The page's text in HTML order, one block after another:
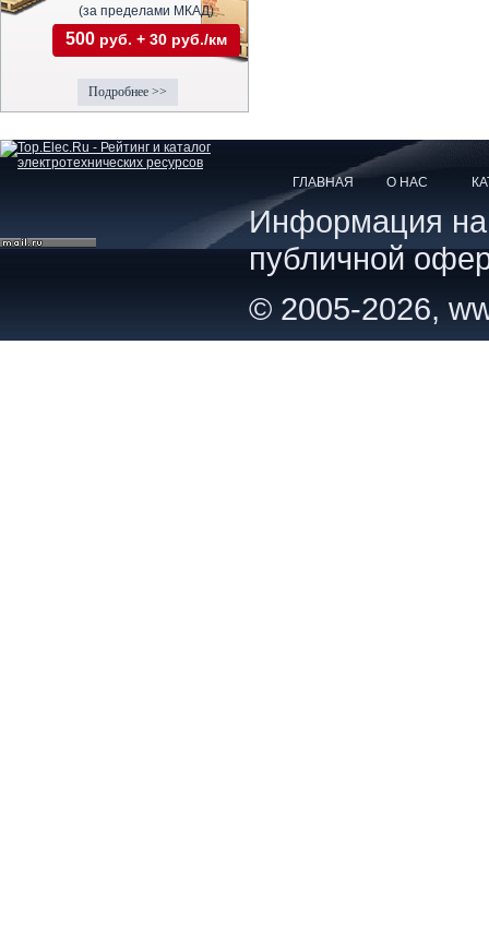
(за пределами МКАД)
500 руб. + 30 руб./км
Подробнее >>
ГЛАВНАЯ О НАС
Информация на
публичной
© 2005-2026,